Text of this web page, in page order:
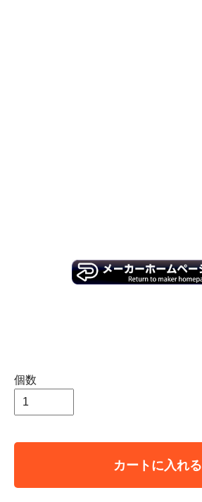
個数
カートに入れる